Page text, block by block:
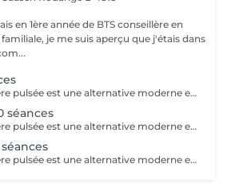
en 1ère année de BTS conseillère en
je me suis aperçu que j'étais dans
L'épilation à la lumière pulsée est une alternative moderne et performante aux méthodes d'épilation traditionnelles. En émettant des impulsions lumineuses ciblées, elle agit directement sur la racine du poil, affaiblissant progressivement sa repousse jusqu'à obtenir une réduction significative et durable de la pilosité. Les bénéfices : Réduction durable de la pilosité Peau lisse et nette sur le long terme Zones multiples traitées : visage, jambes, aisselles, maillot, bras, dos Méthode sûre et efficace, réalisée par une professionnelle qualifiée Un protocole réalisé en cure, sur plusieurs séances, pour un résultat optimal et adapté à chaque type de peau et de pilosité.
séances
L'épilation à la lumière pulsée est une alternative moderne et performante aux méthodes d'épilation traditionnelles. En émettant des impulsions lumineuses ciblées, elle agit directement sur la racine du poil, affaiblissant progressivement sa repousse jusqu'à obtenir une réduction significative et durable de la pilosité. Les bénéfices : Réduction durable de la pilosité Peau lisse et nette sur le long terme Zones multiples traitées : visage, jambes, aisselles, maillot, bras, dos Méthode sûre et efficace, réalisée par une professionnelle qualifiée Un protocole réalisé en cure, sur plusieurs séances, pour un résultat optimal et adapté à chaque type de peau et de pilosité.
L'épilation à la lumière pulsée est une alternative moderne et performante aux méthodes d'épilation traditionnelles. En émettant des impulsions lumineuses ciblées, elle agit directement sur la racine du poil, affaiblissant progressivement sa repousse jusqu'à obtenir une réduction significative et durable de la pilosité. Les bénéfices : Réduction durable de la pilosité Peau lisse et nette sur le long terme Zones multiples traitées : visage, jambes, aisselles, maillot, bras, dos Méthode sûre et efficace, réalisée par une professionnelle qualifiée Un protocole réalisé en cure, sur plusieurs séances, pour un résultat optimal et adapté à chaque type de peau et de pilosité.